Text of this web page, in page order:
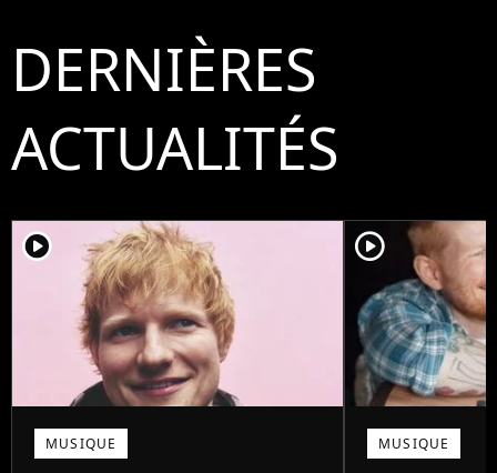
DERNIÈRES
ACTUALITÉS
player2
MUSIQUE
player2
MUSIQUE